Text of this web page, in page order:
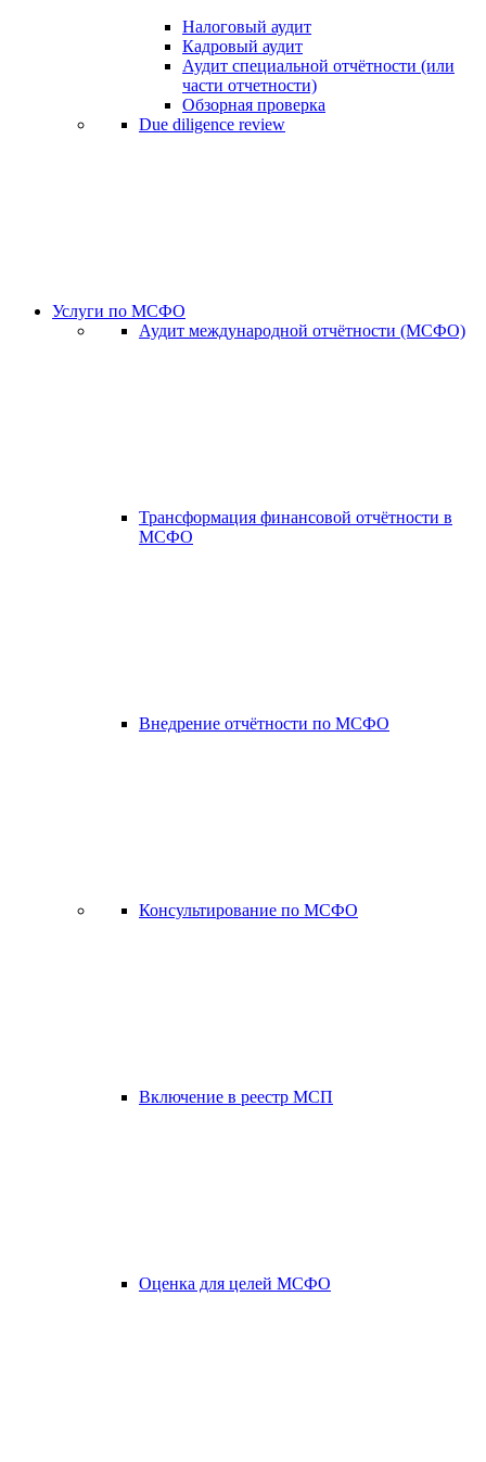
Налоговый аудит
Кадровый аудит
Аудит специальной отчётности (или
части отчетности)
Обзорная проверка
Due diligence review
Услуги по МСФО
Аудит международной отчётности (МСФО)
Трансформация финансовой отчётности в
МСФО
Внедрение отчётности по МСФО
Консультирование по МСФО
Включение в реестр МСП
Оценка для целей МСФО